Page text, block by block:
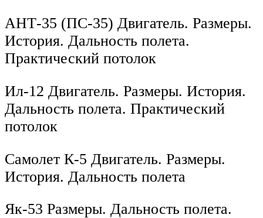
АНТ-35 (ПС-35) Двигатель. Размеры.
История. Дальность полета.
Практический потолок
Ил-12 Двигатель. Размеры. История.
Дальность полета. Практический
потолок
Самолет К-5 Двигатель. Размеры.
История. Дальность полета
Як-53 Размеры. Дальность полета.